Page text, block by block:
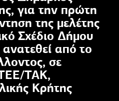
για την πρώτη
της μελέτης
Σχέδιο Δήμου
από το
σε
ΤΑΚ,
Κρήτης